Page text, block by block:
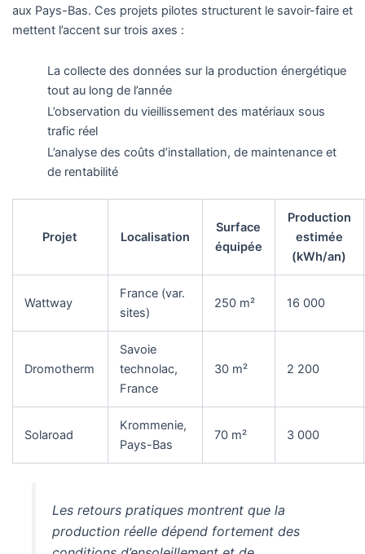
aux Pays-Bas. Ces projets pilotes structurent le savoir-faire et
mettent l’accent sur trois axes :
La collecte des données sur la production énergétique
tout au long de l’année
L’observation du vieillissement des matériaux sous
trafic réel
L’analyse des coûts d’installation, de maintenance et
de rentabilité
Projet Localisation
Surface
équipée
Production
estimée
(kWh/an)
Wattway
France (var.
sites)
250 m² 16 000
Dromotherm
Savoie
technolac,
France
30 m² 2 200
Solaroad
Krommenie,
Pays-Bas
70 m² 3 000
Les retours pratiques montrent que la
production réelle dépend fortement des